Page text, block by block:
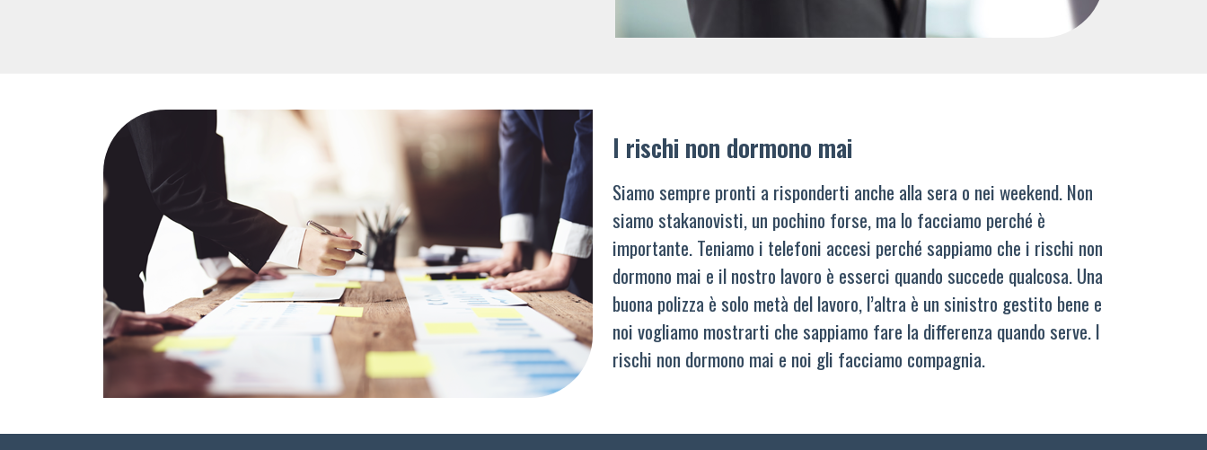
I rischi non dormono mai
Siamo sempre pronti a risponderti anche alla sera o nei weekend. Non
siamo stakanovisti, un pochino forse, ma lo facciamo perché è
importante. Teniamo i telefoni accesi perché sappiamo che i rischi non
dormono mai e il nostro lavoro è esserci quando succede qualcosa. Una
buona polizza è solo metà del lavoro, l’altra è un sinistro gestito bene e
noi vogliamo mostrarti che sappiamo fare la differenza quando serve. I
rischi non dormono mai e noi gli facciamo compagnia.